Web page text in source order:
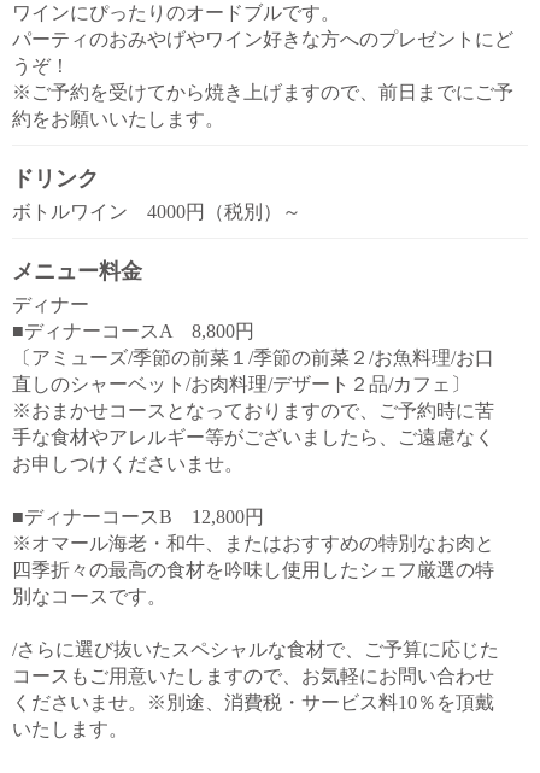
ワインにぴったりのオードブルです。
パーティのおみやげやワイン好きな方へのプレゼントにど
うぞ！
※ご予約を受けてから焼き上げますので、前日までにご予
約をお願いいたします。
ドリンク
ボトルワイン 4000円（税別）～
メニュー料金
ディナー
■ディナーコースA 8,800円
〔アミューズ/季節の前菜１/季節の前菜２/お魚料理/お口
直しのシャーベット/お肉料理/デザート２品/カフェ〕
※おまかせコースとなっておりますので、ご予約時に苦
手な食材やアレルギー等がございましたら、ご遠慮なく
お申しつけくださいませ。
■ディナーコースB 12,800円
※オマール海老・和牛、またはおすすめの特別なお肉と
四季折々の最高の食材を吟味し使用したシェフ厳選の特
別なコースです。
/さらに選び抜いたスペシャルな食材で、ご予算に応じた
コースもご用意いたしますので、お気軽にお問い合わせ
くださいませ。※別途、消費税・サービス料10％を頂戴
いたします。